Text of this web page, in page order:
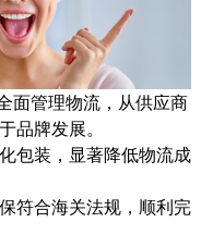
面管理物流，从供应商
品牌发展。
包装，显著降低物流成
符合海关法规，顺利完